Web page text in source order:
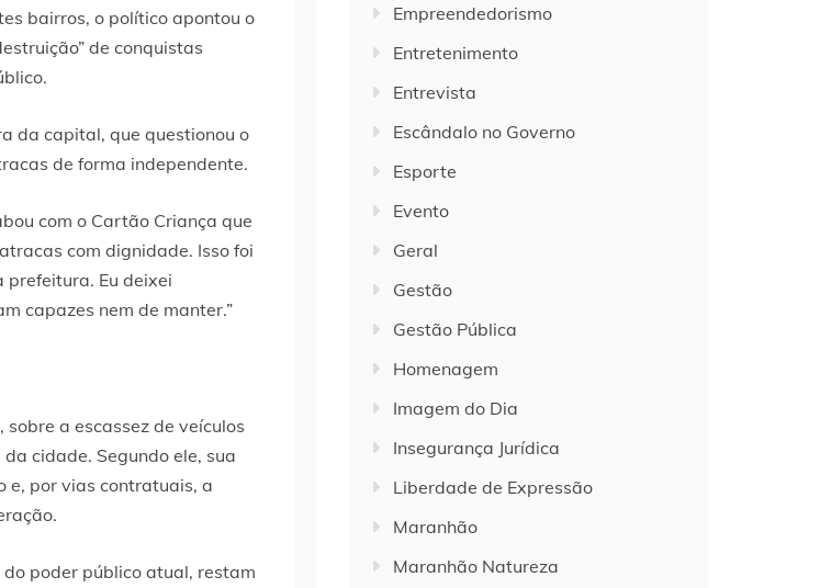
bairros, o político apontou o
de conquistas
da capital, que questionou o
de forma independente.
com o Cartão Criança que
com dignidade. Isso foi
prefeitura. Eu deixei
capazes nem de manter.”
a escassez de veículos
cidade. Segundo ele, sua
e, por vias contratuais, a
poder público atual, restam
Empreendedorismo
Entretenimento
Entrevista
Escândalo no Governo
Esporte
Evento
Geral
Gestão
Gestão Pública
Homenagem
Imagem do Dia
Insegurança Jurídica
Liberdade de Expressão
Maranhão
Maranhão Natureza